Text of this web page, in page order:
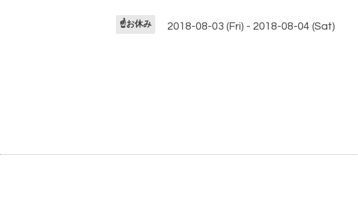
☝️お休み 2018-08-03 (Fri) - 2018-08-04 (Sat)